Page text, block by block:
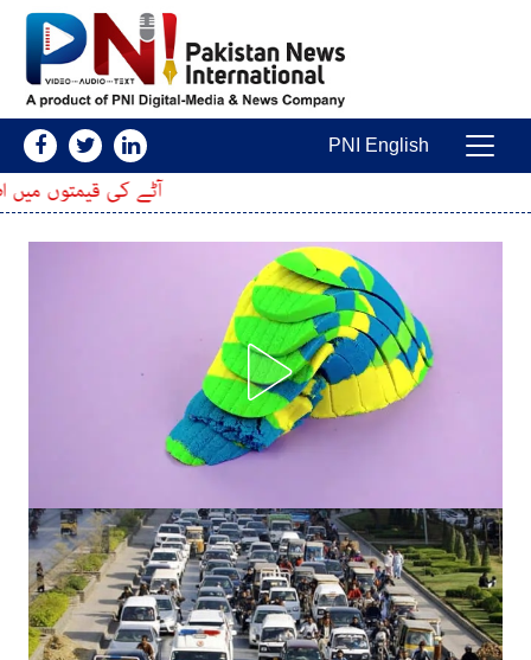
Main Navigation
PNI English
آٹے کی قیمتوں میں اضافہ، 20 کلو کا تھیلا مزید کتنا مہنگا ہوگیا؟